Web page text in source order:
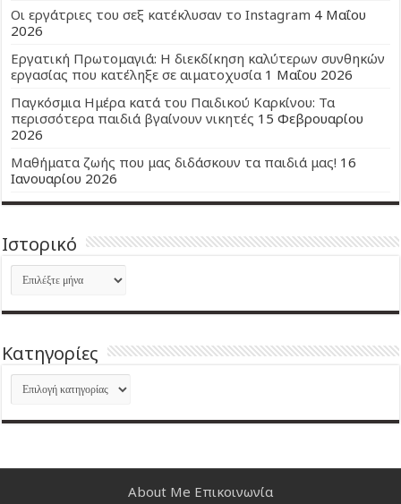
Οι εργάτριες του σεξ κατέκλυσαν το Instagram 4 Μαΐου
2026
Εργατική Πρωτομαγιά: Η διεκδίκηση καλύτερων συνθηκών
εργασίας που κατέληξε σε αιματοχυσία 1 Μαΐου 2026
Παγκόσμια Ημέρα κατά του Παιδικού Καρκίνου: Τα
περισσότερα παιδιά βγαίνουν νικητές 15 Φεβρουαρίου
2026
Μαθήματα ζωής που μας διδάσκουν τα παιδιά μας! 16
Ιανουαρίου 2026
Ιστορικό
Ιστορικό
Kατηγορίες
Kατηγορίες
About Me Επικοινωνία